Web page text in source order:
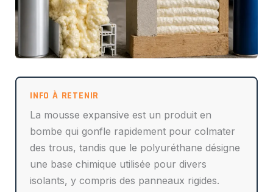
La mousse expansive est un produit en
bombe qui gonfle rapidement pour colmater
des trous, tandis que le polyuréthane désigne
une base chimique utilisée pour divers
isolants, y compris des panneaux rigides.